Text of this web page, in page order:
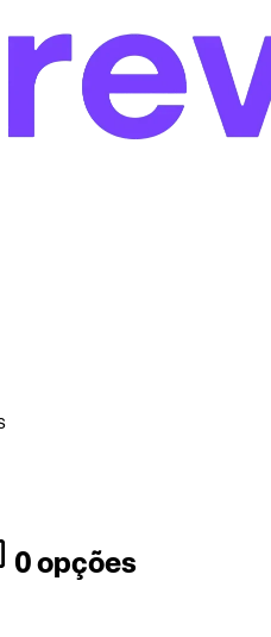
0 opções